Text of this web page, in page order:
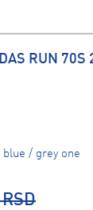
RUN 70S
/ grey one